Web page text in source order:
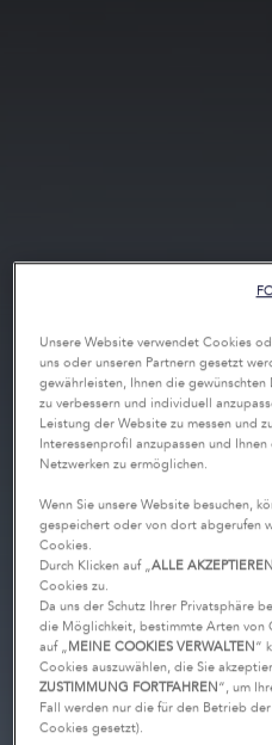
Unsere Website verwendet Cookies
uns oder unseren Partnern gesetzt
gewährleisten, Ihnen die
zu verbessern und individuell
Leistung der Website zu messen und
Interessenprofil anzupassen und
Netzwerken zu ermöglichen.
Wenn Sie unsere Website besuchen,
gespeichert oder von dort abgerufen
Cookies.
Durch Klicken auf „ALLE AKZEPTIEREN
Cookies zu.
Da uns der Schutz Ihrer Privatsphäre
die Möglichkeit, bestimmte Arten von
auf „MEINE COOKIES VERWALTEN“
Cookies auszuwählen, die Sie
ZUSTIMMUNG FORTFAHREN“, um
Fall werden nur die für den Betrieb
Cookies gesetzt).